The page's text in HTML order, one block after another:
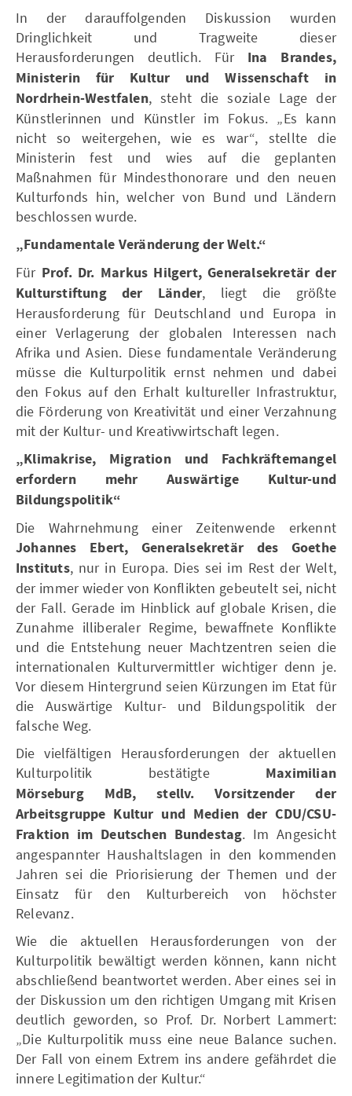
In der darauffolgenden Diskussion wurden
Dringlichkeit und Tragweite dieser
Herausforderungen deutlich. Für Ina Brandes,
Ministerin für Kultur und Wissenschaft in
Nordrhein-Westfalen, steht die soziale Lage der
Künstlerinnen und Künstler im Fokus. „Es kann
nicht so weitergehen, wie es war“, stellte die
Ministerin fest und wies auf die geplanten
Maßnahmen für Mindesthonorare und den neuen
Kulturfonds hin, welcher von Bund und Ländern
beschlossen wurde.
„Fundamentale Veränderung der Welt.“
Für Prof. Dr. Markus Hilgert, Generalsekretär der
Kulturstiftung der Länder, liegt die größte
Herausforderung für Deutschland und Europa in
einer Verlagerung der globalen Interessen nach
Afrika und Asien. Diese fundamentale Veränderung
müsse die Kulturpolitik ernst nehmen und dabei
den Fokus auf den Erhalt kultureller Infrastruktur,
die Förderung von Kreativität und einer Verzahnung
mit der Kultur- und Kreativwirtschaft legen.
„Klimakrise, Migration und Fachkräftemangel
erfordern mehr Auswärtige Kultur-und
Bildungspolitik“
Die Wahrnehmung einer Zeitenwende erkennt
Johannes Ebert, Generalsekretär des Goethe
Instituts, nur in Europa. Dies sei im Rest der Welt,
der immer wieder von Konflikten gebeutelt sei, nicht
der Fall. Gerade im Hinblick auf globale Krisen, die
Zunahme illiberaler Regime, bewaffnete Konflikte
und die Entstehung neuer Machtzentren seien die
internationalen Kulturvermittler wichtiger denn je.
Vor diesem Hintergrund seien Kürzungen im Etat für
die Auswärtige Kultur- und Bildungspolitik der
falsche Weg.
Die vielfältigen Herausforderungen der aktuellen
Kulturpolitik bestätigte Maximilian
Mörseburg
MdB, stellv. Vorsitzender der
Arbeitsgruppe Kultur und Medien der CDU/CSU-
Fraktion im Deutschen Bundestag. Im Angesicht
angespannter Haushaltslagen in den kommenden
Jahren sei die Priorisierung der Themen und der
Einsatz für den Kulturbereich von höchster
Relevanz.
Wie die aktuellen Herausforderungen von der
Kulturpolitik bewältigt werden können, kann nicht
abschließend beantwortet werden. Aber eines sei in
der Diskussion um den richtigen Umgang mit Krisen
deutlich geworden, so Prof. Dr. Norbert Lammert:
„Die Kulturpolitik muss eine neue Balance suchen.
Der Fall von einem Extrem ins andere gefährdet die
innere Legitimation der Kultur.“